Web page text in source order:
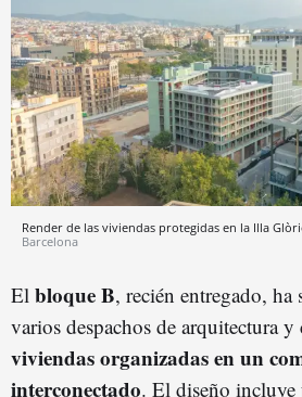
Render de las viviendas protegidas en la Illa
Barcelona
El bloque B, recién entregado,
varios despachos de arquitectura y
viviendas organizadas en un
interconectado. El diseño incluye